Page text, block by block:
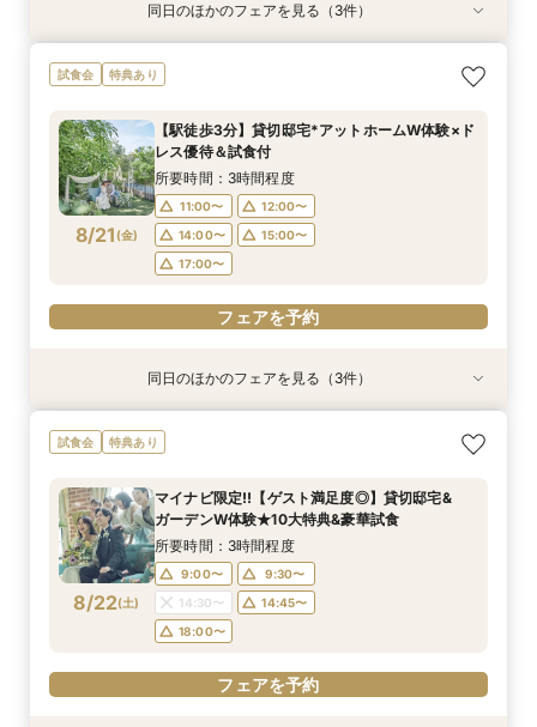
特典あり
8/20(木)
【10名～貸切可】絶品フレンチ試食付*挙式×会
食プラン相談フェア
11:00〜
12:00〜
14:00〜
15:00〜
17:00〜
フェアを予約
特典あり
8/20(木)
初見学でも安心◎「即決なし」アップ額が少ない
新プラン×試食付
11:00〜
12:00〜
14:00〜
15:00〜
17:00〜
フェアを予約
8/20(木)
【90分～OK】〈2件目見学も◎〉豪華特典付*ク
イック相談会
11:00〜
12:00〜
14:00〜
15:00〜
17:00〜
フェアを予約
同日のほかのフェアを見る（3件）
試食会 特典あり
8/21 (金)
【駅徒歩3分】貸切邸宅*アットホームW体験×ド
レス優待＆試食付
所要時間：3時間程度
11:00〜
12:00〜
14:00〜
15:00〜
17:00〜
フェアを予約
特典あり
8/21 (金)
【10名～貸切可】絶品フレンチ試食付*挙式×会
食プラン相談フェア
11:00〜
12:00〜
14:00〜
15:00〜
17:00〜
フェアを予約
特典あり
8/21 (金)
初見学でも安心◎「即決なし」アップ額が少ない
新プラン×試食付
11:00〜
12:00〜
14:00〜
15:00〜
17:00〜
フェアを予約
8/21 (金)
【90分～OK】〈2件目見学も◎〉豪華特典付*ク
イック相談会
11:00〜
12:00〜
14:00〜
15:00〜
17:00〜
フェアを予約
同日のほかのフェアを見る（3件）
試食会 特典あり
8/22(土)
マイナビ限定!!【ゲスト満足度◎】貸切邸宅&
ガーデンW体験★10大特典&豪華試食
所要時間：3時間程度
9:00〜
9:30〜
14:30〜
14:45〜
18:00〜
フェアを予約